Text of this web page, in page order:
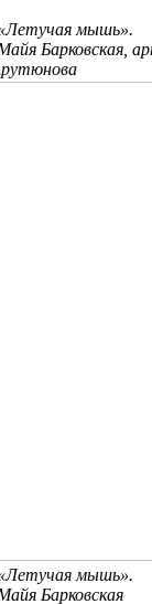
мышь».
Барковская,
мышь».
Барковская